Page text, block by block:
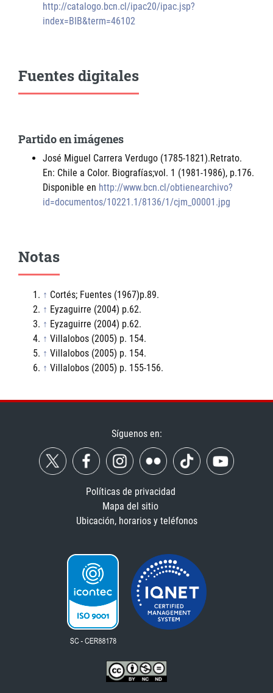
http://catalogo.bcn.cl/ipac20/ipac.jsp?
index=BIB&term=46102
Fuentes digitales
Partido en imágenes
José Miguel Carrera Verdugo (1785-1821).Retrato.
En: Chile a Color. Biografías;vol. 1 (1981-1986), p.176.
Disponible en http://www.bcn.cl/obtienearchivo?
id=documentos/10221.1/8136/1/cjm_00001.jpg
Notas
↑ Cortés; Fuentes (1967)p.89.
↑ Eyzaguirre (2004) p.62.
↑ Eyzaguirre (2004) p.62.
↑ Villalobos (2005) p. 154.
↑ Villalobos (2005) p. 154.
↑ Villalobos (2005) p. 155-156.
Síguenos en:
Políticas de privacidad
Mapa del sitio
Ubicación, horarios y teléfonos